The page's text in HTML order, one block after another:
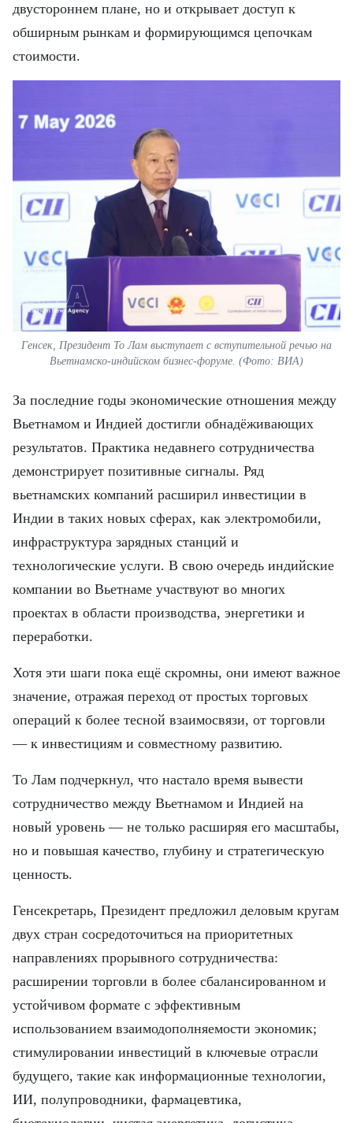
двустороннем плане, но и открывает доступ к
обширным рынкам и формирующимся цепочкам
стоимости.
Генсек, Президент То Лам выступает с вступительной речью на
Вьетнамско-индийском бизнес-форуме. (Фото: ВИА)
За последние годы экономические отношения между
Вьетнамом и Индией достигли обнадёживающих
результатов. Практика недавнего сотрудничества
демонстрирует позитивные сигналы. Ряд
вьетнамских компаний расширил инвестиции в
Индии в таких новых сферах, как электромобили,
инфраструктура зарядных станций и
технологические услуги. В свою очередь индийские
компании во Вьетнаме участвуют во многих
проектах в области производства, энергетики и
переработки.
Хотя эти шаги пока ещё скромны, они имеют важное
значение, отражая переход от простых торговых
операций к более тесной взаимосвязи, от торговли
— к инвестициям и совместному развитию.
То Лам подчеркнул, что настало время вывести
сотрудничество между Вьетнамом и Индией на
новый уровень — не только расширяя его масштабы,
но и повышая качество, глубину и стратегическую
ценность.
Генсекретарь, Президент предложил деловым кругам
двух стран сосредоточиться на приоритетных
направлениях прорывного сотрудничества:
расширении торговли в более сбалансированном и
устойчивом формате с эффективным
использованием взаимодополняемости экономик;
стимулировании инвестиций в ключевые отрасли
будущего, такие как информационные технологии,
ИИ, полупроводники, фармацевтика,